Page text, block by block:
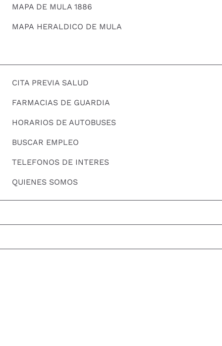
MAPA DE MULA 1886
MAPA HERALDICO DE MULA
CITA PREVIA SALUD
FARMACIAS DE GUARDIA
HORARIOS DE AUTOBUSES
BUSCAR EMPLEO
TELEFONOS DE INTERES
QUIENES SOMOS